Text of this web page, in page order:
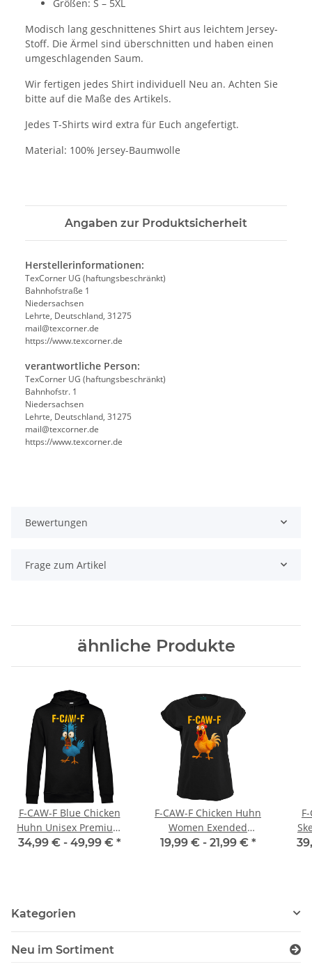
Größen: S – 5XL
Modisch lang geschnittenes Shirt aus leichtem Jersey-
Stoff. Die Ärmel sind überschnitten und haben einen
umgeschlagenden Saum.
Wir fertigen jedes Shirt individuell Neu an. Achten Sie
bitte auf die Maße des Artikels.
Jedes T-Shirts wird extra für Euch angefertigt.
Material: 100% Jersey-Baumwolle
Angaben zur Produktsicherheit
Herstellerinformationen:
TexCorner UG (haftungsbeschränkt)
Bahnhofstraße 1
Niedersachsen
Lehrte, Deutschland, 31275
mail@texcorner.de
https://www.texcorner.de
verantwortliche Person:
TexCorner UG (haftungsbeschränkt)
Bahnhofstr. 1
Niedersachsen
Lehrte, Deutschland, 31275
mail@texcorner.de
https://www.texcorner.de
Bewertungen
Frage zum Artikel
ähnliche Produkte
F-CAW-F Blue Chicken
Huhn Unisex Premium
Hoodie
34,99 € - 49,99 € *
F-CAW-F Chicken Huhn
Women Exended
Shoulder T-Shirt
19,99 € - 21,99 € *
Kategorien
Neu im Sortiment